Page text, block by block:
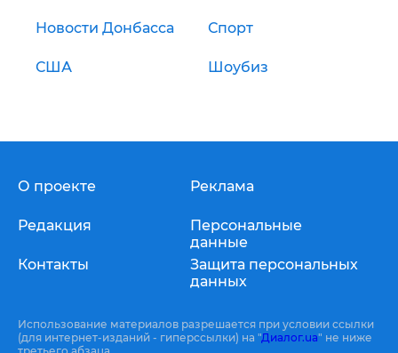
Новости Донбасса Спорт
США Шоубиз
О проекте
Редакция
Контакты
Реклама
Персональные
данные
Защита персональных
данных
Использование материалов разрешается при условии ссылки
(для интернет-изданий - гиперссылки) на "Диалог.ua" не ниже